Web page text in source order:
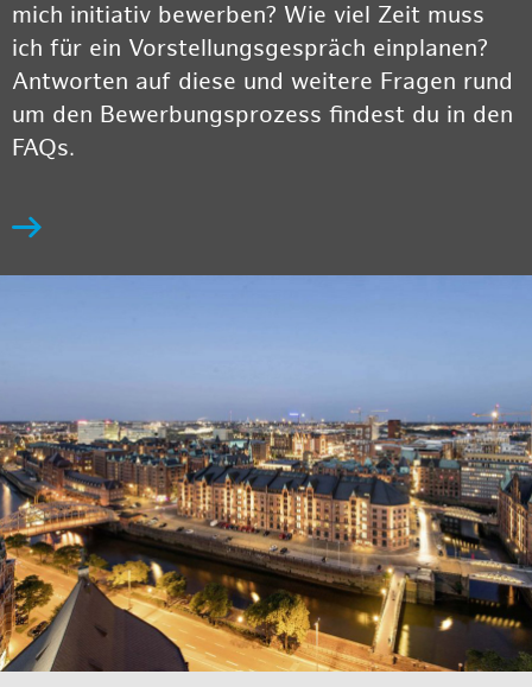
mich initiativ bewerben? Wie viel Zeit muss
ich für ein Vorstellungsgespräch einplanen?
Antworten auf diese und weitere Fragen rund
um den Bewerbungsprozess findest du in den
FAQs.